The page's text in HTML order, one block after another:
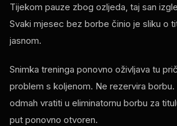
Tijekom pauze zbog ozljeda, taj san
Svaki mjesec bez borbe činio je sliku o
jasnom.
Snimka treninga ponovno oživljava tu
problem s koljenom. Ne rezervira
odmah vratiti u eliminatornu borbu za
put ponovno otvoren.